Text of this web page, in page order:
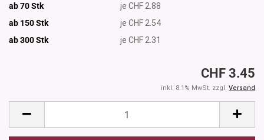
ab 70 Stk
je CHF 2.88
ab 150 Stk
je CHF 2.54
ab 300Stk je CHF 2.31
CHF 3.45
inkl. 8.1% MwSt. zzgl. Versand